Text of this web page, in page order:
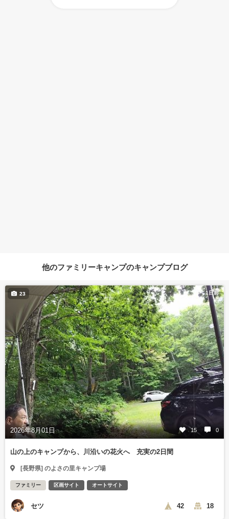
他のファミリーキャンプのキャンプブログ
1日前
2026年8月01日 15 0
23
山の上のキャンプから、川沿いの花火へ 充実の2日間
[長野県] のよさの里キャンプ場
ファミリー 区画サイト オートサイト
セツ 42 18